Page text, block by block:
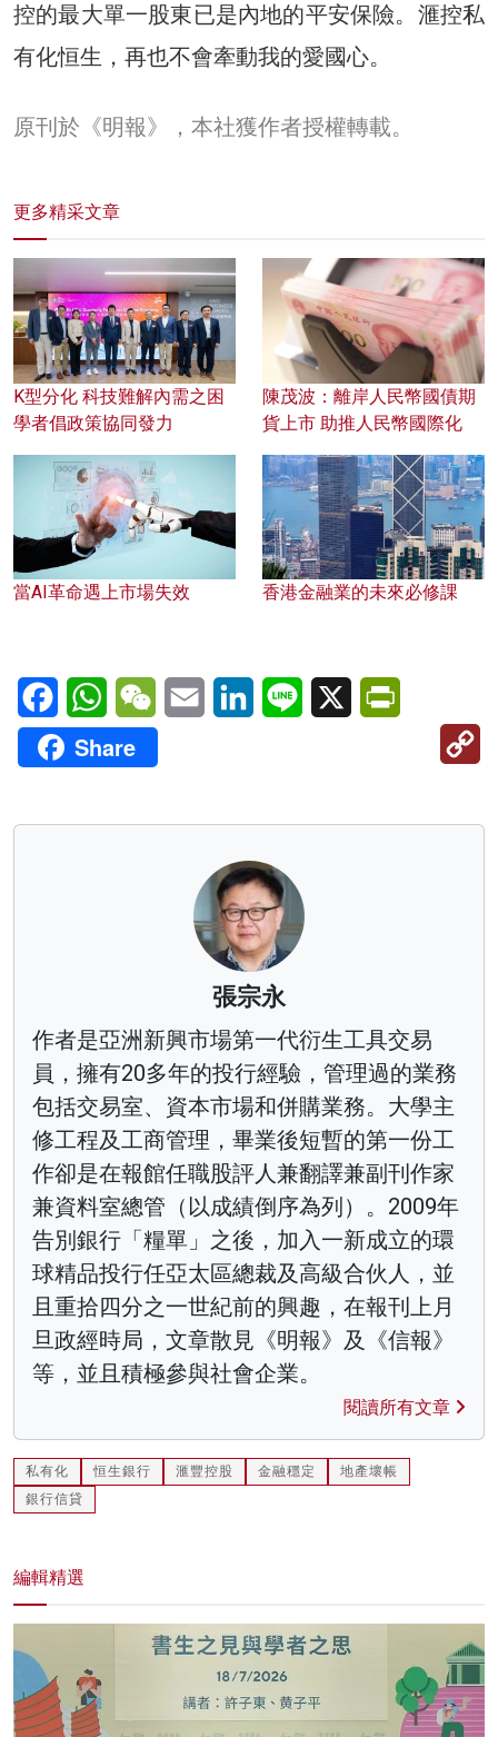
控的最大單一股東已是內地的平安保險。滙控私
有化恒生，再也不會牽動我的愛國心。
原刊於《明報》，本社獲作者授權轉載。
更多精采文章
K型分化 科技難解內需之困
學者倡政策協同發力
陳茂波：離岸人民幣國債期
貨上市 助推人民幣國際化
當AI革命遇上市場失效 香港金融業的未來必修課
FacebookWhatsAppWeChatEmail LinkedInLine X
Share
張宗永
作者是亞洲新興市場第一代衍生工具交易
員，擁有20多年的投行經驗，管理過的業務
包括交易室、資本市場和併購業務。大學主
修工程及工商管理，畢業後短暫的第一份工
作卻是在報館任職股評人兼翻譯兼副刊作家
兼資料室總管（以成績倒序為列）。2009年
告別銀行「糧單」之後，加入一新成立的環
球精品投行任亞太區總裁及高級合伙人，並
且重拾四分之一世紀前的興趣，在報刊上月
旦政經時局，文章散見《明報》及《信報》
等，並且積極參與社會企業。
閱讀所有文章
私有化 恒生銀行 滙豐控股 金融穩定
地產壞帳
銀行信貸
編輯精選